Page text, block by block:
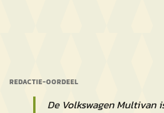
REDACTIE-OORDEEL
De Volkswagen Multivan